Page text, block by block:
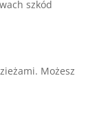
szkód
Możesz